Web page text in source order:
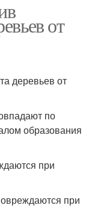
от
деревьев от
по
образования
при
при